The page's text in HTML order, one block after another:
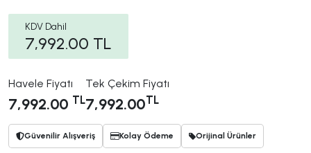
KDV Dahil
7,992.00 TL
Havele Fiyatı
7,992.00 TL
Tek Çekim Fiyatı
7,992.00TL
Güvenilir Alışveriş Kolay Ödeme Orijinal Ürünler